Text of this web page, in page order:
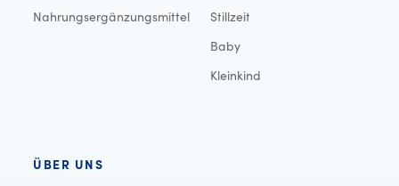
Nahrungsergänzungsmittel
Stillzeit
Baby
Kleinkind
ÜBER UNS